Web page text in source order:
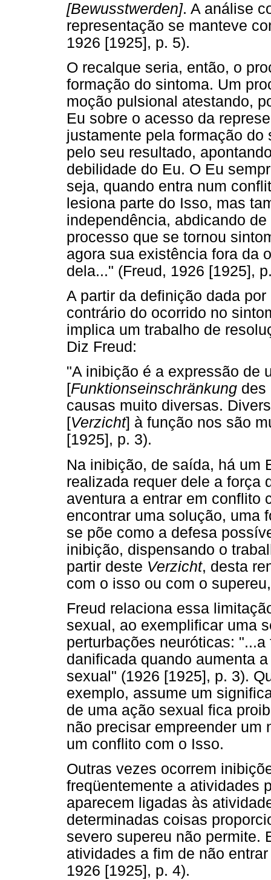
[Bewusstwerden]. A análise
representação se manteve
1926 [1925], p. 5).
O recalque seria, então, o
formação do sintoma. Um
moção pulsional atestando,
Eu sobre o acesso da
justamente pela formação
pelo seu resultado,
debilidade do Eu. O Eu
seja, quando entra num
lesiona parte do Isso, mas
independência, abdicando
processo que se tornou
agora sua existência fora da
dela..." (Freud, 1926 [1925],
A partir da definição dada
contrário do ocorrido no
implica um trabalho de
Diz Freud:
"A inibição é a expressão de
[Funktionseinschränkung des
causas muito diversas.
[Verzicht] à função nos são
[1925], p. 3).
Na inibição, de saída, há um
realizada requer dele a força
aventura a entrar em conflito
encontrar uma solução, uma
se põe como a defesa
inibição, dispensando o
partir deste Verzicht, desta
com o isso ou com o
Freud relaciona essa
sexual, ao exemplificar uma
perturbações neuróticas:
danificada quando aumenta
sexual" (1926 [1925], p. 3).
exemplo, assume um
de uma ação sexual fica
não precisar empreender um
um conflito com o Isso.
Outras vezes ocorrem
freqüentemente a atividades
aparecem ligadas às
determinadas coisas
severo supereu não permite.
atividades a fim de não
1926 [1925], p. 4).